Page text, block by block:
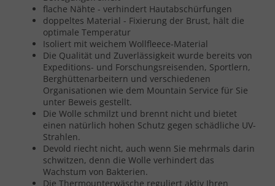
flache Nähte - verhindert Hautabschürfungen
doppeltes Material - Fixierung der Brust, hält die
optimale Temperatur
Isoliert mit weichem Wollfleece-Material
Die Qualität und Zuverlässigkeit wurde bereits von
Expeditions- und Forschungsreisenden, Sportlern,
Berghüttenarbeitern und verschiedenen
Organisationen wie dem Mountain Service für Sie
unter Beweis gestellt.
Die Wolle schmilzt und brennt nicht und bietet
einen natürlich hohen Schutz gegen schädliche UV-
Strahlen.
Devold riecht nicht, auch wenn Sie mehrmals darin
schwitzen, denn die Wolle verhindert das
Wachstum von Bakterien.
Die Thermounterwäsche reguliert aktiv Ihren